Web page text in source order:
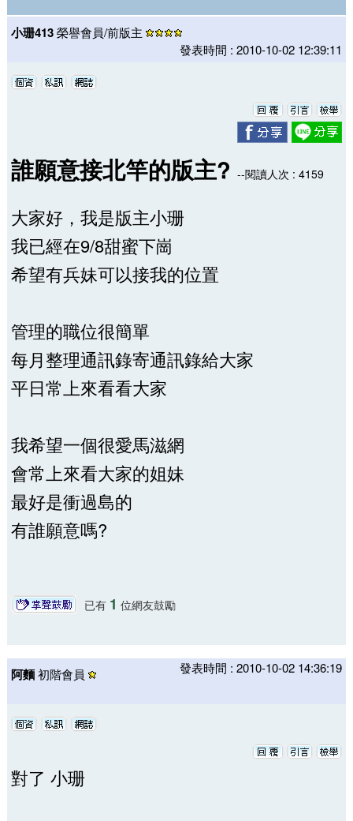
小珊413榮譽會員/前版主
發表時間 : 2010-10-02 12:39:11
誰願意接北竿的版主? --閱讀人次 : 4159
大家好，我是版主小珊
我已經在9/8甜蜜下崗
希望有兵妹可以接我的位置
管理的職位很簡單
每月整理通訊錄寄通訊錄給大家
平日常上來看看大家
我希望一個很愛馬滋網
會常上來看大家的姐妹
最好是衝過島的
有誰願意嗎?
已有 1 位網友鼓勵
阿麵初階會員 發表時間 : 2010-10-02 14:36:19
對了 小珊